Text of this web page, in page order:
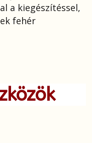
a kiegészítéssel,
fehér